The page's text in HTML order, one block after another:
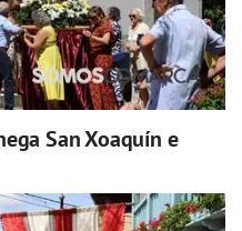
San Xoaquín e